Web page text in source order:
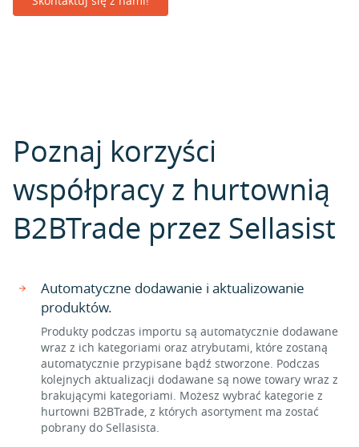
Poznaj korzyści
współpracy z hurtownią
B2BTrade przez Sellasist
Automatyczne dodawanie i aktualizowanie
produktów.
Produkty podczas importu są automatycznie dodawane
wraz z ich kategoriami oraz atrybutami, które zostaną
automatycznie przypisane bądź stworzone. Podczas
kolejnych aktualizacji dodawane są nowe towary wraz z
brakującymi kategoriami. Możesz wybrać kategorie z
hurtowni B2BTrade, z których asortyment ma zostać
pobrany do Sellasista.